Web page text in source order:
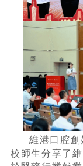
維港口腔
校師生分享了